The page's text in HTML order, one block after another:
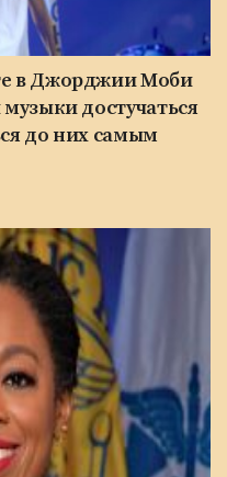
в Джорджии Моби
достучаться
до них самым